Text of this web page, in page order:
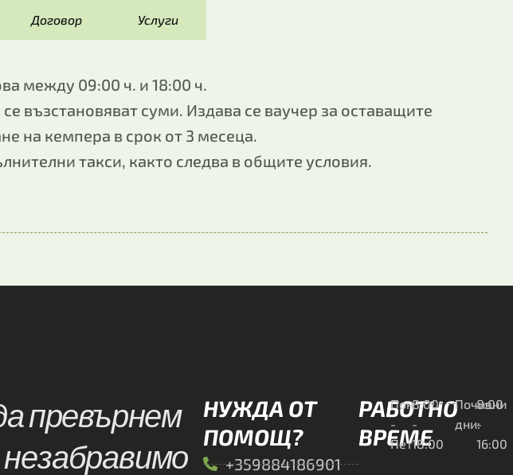
Договор Услуги
между 09:00 ч. и 18:00 ч.
възстановяват суми. Издава се ваучер за оставащите
на кемпера в срок от 3 месеца.
такси, както следва в общите условия.
превърнем
НУЖДА ОТ
ПОМОЩ?
+359884186901
РАБОТНО
ВРЕМЕ
Пон
-
Пет
8:00
-
18:00
Почивни
дни:
8:00
-
16:00